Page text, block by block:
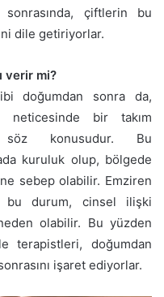
çiftlerin bu
dile getiriyorlar.
verir mi?
doğumdan sonra da,
neticesinde bir takım
söz konusudur. Bu
kuruluk olup, bölgede
sebep olabilir. Emziren
bu durum, cinsel ilişki
olabilir. Bu yüzden
terapistleri, doğumdan
işaret ediyorlar.